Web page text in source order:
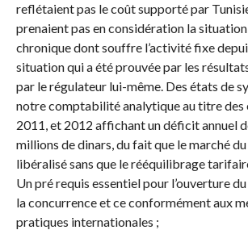
reflétaient pas le coût supporté par
prenaient pas en considération la
chronique dont souffre l’activité fixe
situation qui a été prouvée par les
par le régulateur lui-même. Des états de
notre comptabilité analytique au titre des
2011, et 2012 affichant un déficit annuel
millions de dinars, du fait que le marché
libéralisé sans que le rééquilibrage
Un pré requis essentiel pour l’ouverture
la concurrence et ce conformément aux
pratiques internationales ;